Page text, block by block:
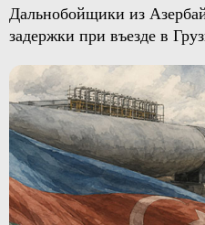
Дальнобойщики из
задержки при въезде в